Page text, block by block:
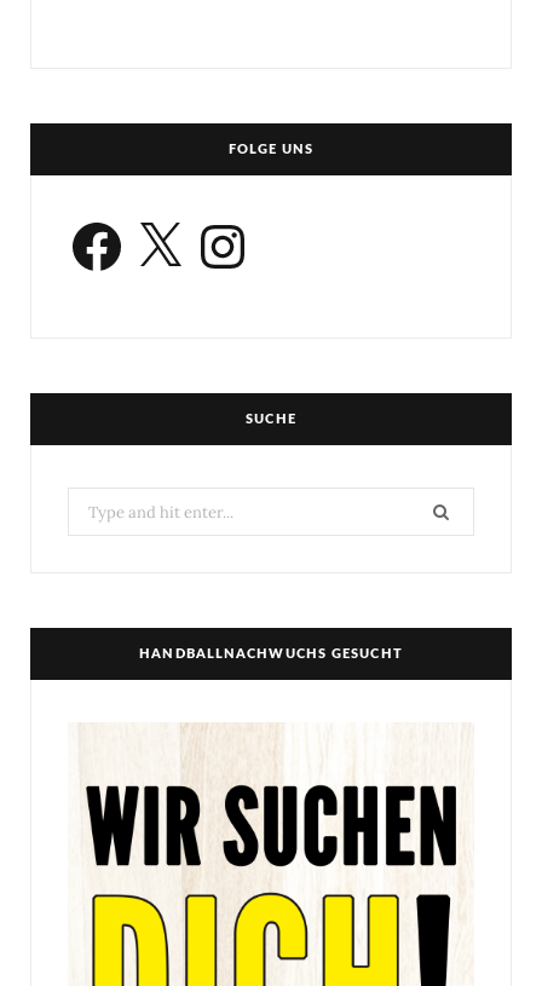
FOLGE UNS
Facebook Instagram
SUCHE
Search
for:
HANDBALLNACHWUCHS GESUCHT